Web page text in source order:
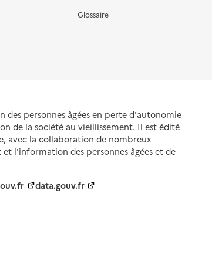
Glossaire
personnes âgées en perte d'autonomie
de la société au vieillissement. Il est édité
avec la collaboration de nombreux
l'information des personnes âgées et de
data.gouv.fr